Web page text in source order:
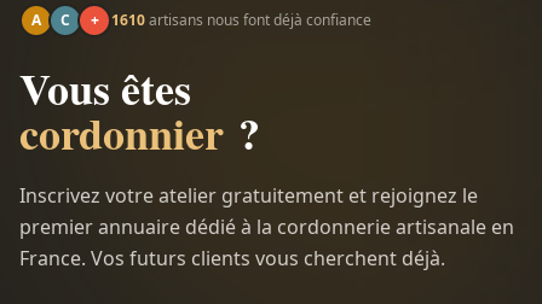
A C + 1610artisans nous font déjà confiance
Vous êtes
cordonnier ?
Inscrivez votre atelier gratuitement et rejoignez le
premier annuaire dédié à la cordonnerie artisanale en
France. Vos futurs clients vous cherchent déjà.